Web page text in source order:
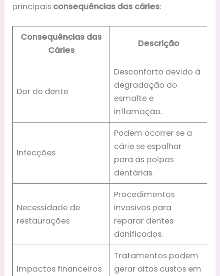
principais consequências das cáries:
Consequências das
Cáries
Descrição
Dor de dente
Desconforto devido à
degradação do
esmalte e
inflamação.
Infecções
Podem ocorrer se a
cárie se espalhar
para as polpas
dentárias.
Necessidade de
restaurações
Procedimentos
invasivos para
reparar dentes
danificados.
Impactos financeiros
Tratamentos podem
gerar altos custos em